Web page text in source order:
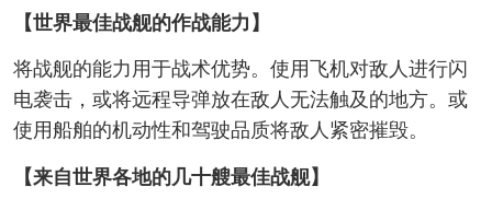
【世界最佳战舰的作战能力】
将战舰的能力用于战术优势。使用飞机对敌人进行闪
电袭击，或将远程导弹放在敌人无法触及的地方。或
使用船舶的机动性和驾驶品质将敌人紧密摧毁。
【来自世界各地的几十艘最佳战舰】